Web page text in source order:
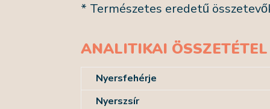
* Természetes eredetű
ANALITIKAI ÖSSZETÉTEL
Nyersfehérje
Nyerszsír